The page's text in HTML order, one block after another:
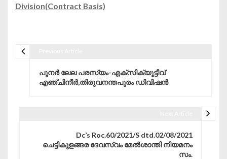
Division(Contract Basis)
പുനർ ലേല പരസ്യം-എക്‌സിക്യൂട്ടീവ്
എഞ്ചിനീർ,തിരുവനന്തപുരം ഡിവിഷൻ
Dc’s Roc.60/2021/S dtd.02/08/2021
ചെട്ടികുളങ്ങര ദേവസ്വം മേൽശാന്തി നിയമനം
സം.